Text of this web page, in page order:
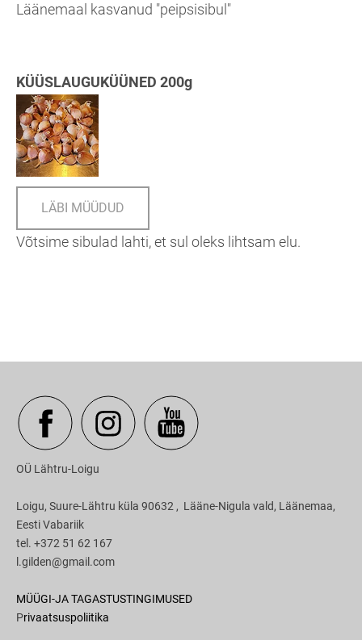
Läänemaal kasvanud "peipsisibul"
KÜÜSLAUGUKÜÜNED 200g
LÄBI MÜÜDUD
Võtsime sibulad lahti, et sul oleks lihtsam elu.
OÜ Lähtru-Loigu
Loigu, Suure-Lähtru küla 90632 , Lääne-Nigula vald, Läänemaa,
Eesti Vabariik
tel. +372 51 62 167
l.gilden@gmail.com
MÜÜGI-JA TAGASTUSTINGIMUSED
Privaatsuspoliitika